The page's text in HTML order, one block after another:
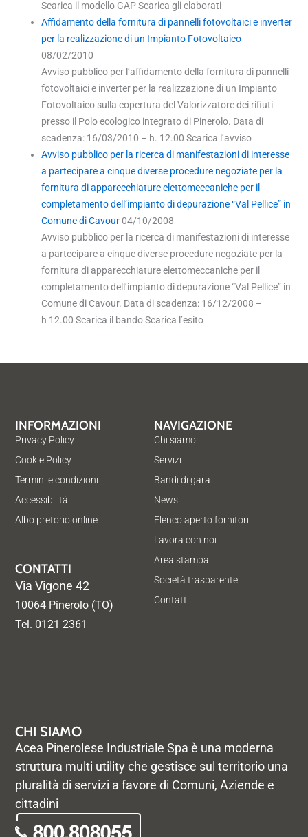
Scarica il modello GAP Scarica gli elaborati
Affidamento della fornitura di pannelli fotovoltaici e inverter
per la realizzazione di un Impianto Fotovoltaico
08/02/2010
Avviso pubblico per l’affidamento della fornitura di pannelli
fotovoltaici e inverter per la realizzazione di un Impianto
Fotovoltaico sulla copertura del Valorizzatore dei rifiuti
presso il Polo ecologico integrato di Pinerolo. Data di
scadenza: 16/03/2010 – h. 12.00 Scarica l’avviso
Avviso pubblico per la ricerca di manifestazioni di interesse
a partecipare a cinque diverse procedure negoziate per la
fornitura di apparecchiature elettomeccaniche per il
completamento dell’impianto di depurazione “Val Pellice” in
Comune di Cavour04/10/2008
Avviso pubblico per la ricerca di manifestazioni di interesse
a partecipare a cinque diverse procedure negoziate per la
fornitura di apparecchiature elettomeccaniche per il
completamento dell’impianto di depurazione “Val Pellice” in
Comune di Cavour. Data di scadenza: 16/12/2008 –
h 12.00 Scarica il bando Scarica l’esito
CHI SIAMO
Acea Pinerolese Industriale Spa è una moderna
struttura multi utility che gestisce sul territorio una
pluralità di servizi a favore di Comuni, Aziende e
cittadini
NAVIGAZIONE
Chi siamo
Servizi
Bandi di gara
News
Elenco aperto fornitori
Lavora con noi
Area stampa
Società trasparente
Contatti
INFORMAZIONI
Privacy Policy
Cookie Policy
Termini e condizioni
Accessibilità
Albo pretorio online
CONTATTI
Via Vigone 42
10064 Pinerolo (TO)
Tel. 0121 2361